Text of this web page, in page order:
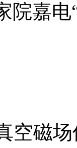
院嘉
空磁